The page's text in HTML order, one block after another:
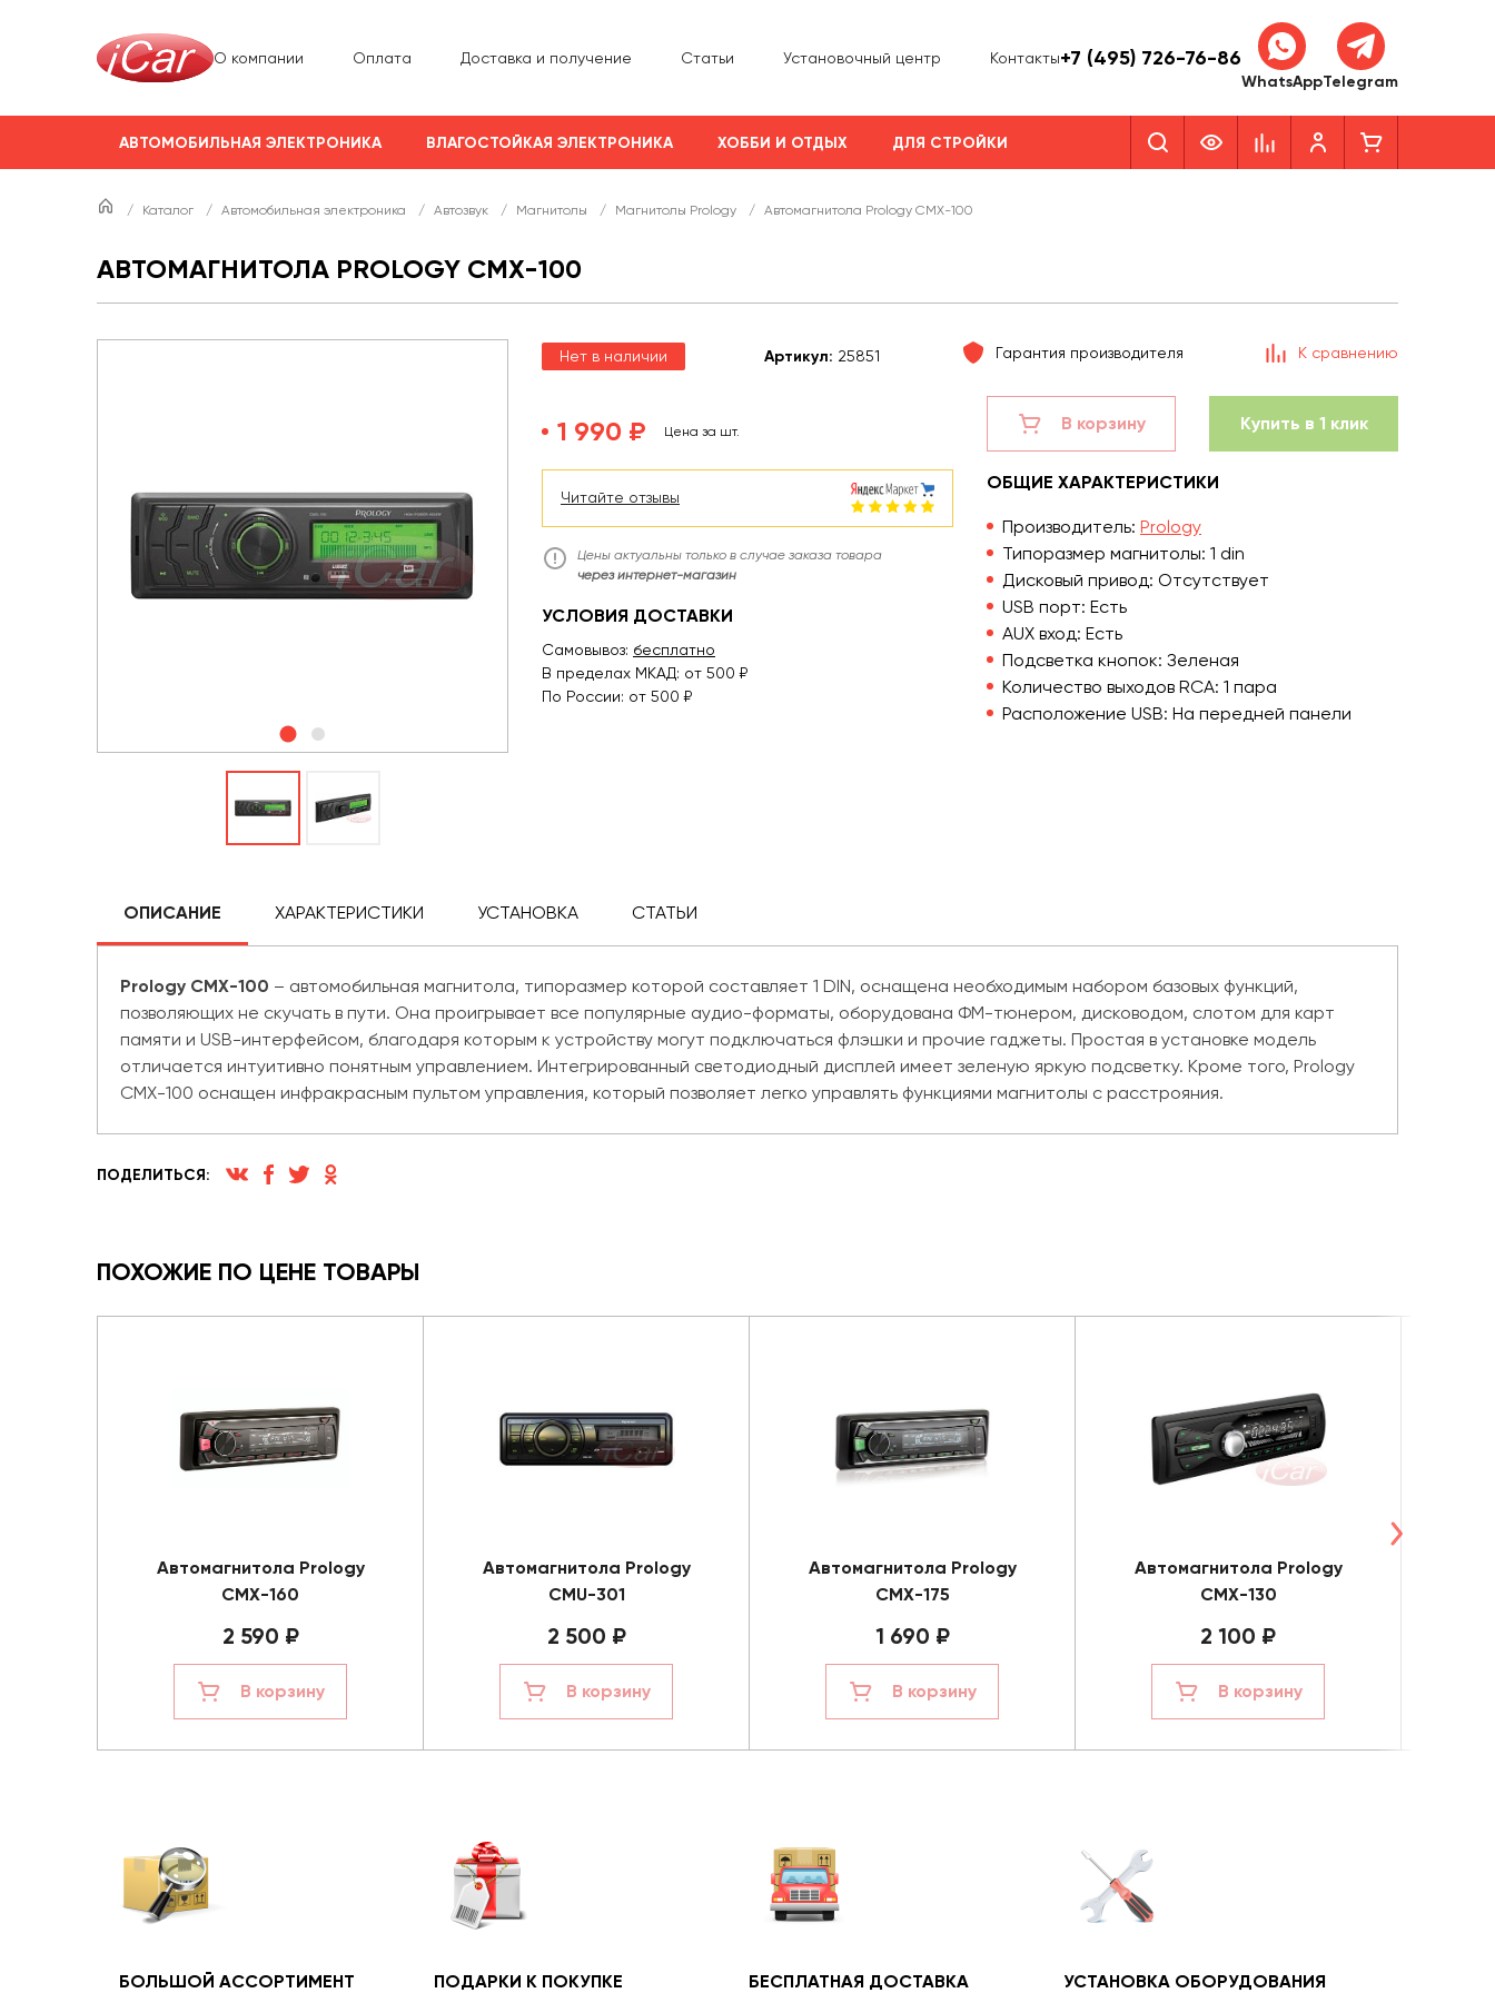
О компании Оплата Доставка и получение Статьи Установочный центр Контакты+7 (495) 726-76-86
WhatsAppTelegram
АВТОМОБИЛЬНАЯ ЭЛЕКТРОНИКА ВЛАГОСТОЙКАЯ ЭЛЕКТРОНИКА ХОББИ И ОТДЫХ ДЛЯ СТРОЙКИ
/ Каталог / Автомобильная электроника / Автозвук / Магнитолы / Магнитолы Prology / Автомагнитола Prology CMX-100
АВТОМАГНИТОЛА PROLOGY CMX-100
Нет в наличии Артикул: 25851 Гарантия производителя К сравнению
1 990 ₽ Цена за шт.
Читайте отзывы
Цены актуальны только в случае заказа товара
через интернет-магазин
УСЛОВИЯ ДОСТАВКИ
Самовывоз: бесплатно
В пределах МКАД: от 500 ₽
По России: от 500 ₽
В корзину Купить в 1 клик
ОБЩИЕ ХАРАКТЕРИСТИКИ
Производитель: Prology
Типоразмер магнитолы: 1 din
Дисковый привод: Отсутствует
USB порт: Есть
AUX вход: Есть
Подсветка кнопок: Зеленая
Количество выходов RCA: 1 пара
Расположение USB: На передней панели
ОПИСАНИЕ ХАРАКТЕРИСТИКИ УСТАНОВКА СТАТЬИ
Prology CMX-100 – автомобильная магнитола, типоразмер которой составляет 1 DIN, оснащена необходимым набором базовых функций,
позволяющих не скучать в пути. Она проигрывает все популярные аудио-форматы, оборудована ФМ-тюнером, дисководом, слотом для карт
памяти и USB-интерфейсом, благодаря которым к устройству могут подключаться флэшки и прочие гаджеты. Простая в установке модель
отличается интуитивно понятным управлением. Интегрированный светодиодный дисплей имеет зеленую яркую подсветку. Кроме того, Prology
CMX-100 оснащен инфракрасным пультом управления, который позволяет легко управлять функциями магнитолы с расстрояния.
ПОДЕЛИТЬСЯ:
ПОХОЖИЕ ПО ЦЕНЕ ТОВАРЫ
Автомагнитола Prology
CMX-160
2 590 ₽
В корзину
Автомагнитола Prology
CMU-301
2 500 ₽
В корзину
Автомагнитола Prology
CMX-175
1 690 ₽
В корзину
Автомагнитола Prology
CMX-130
2 100 ₽
В корзину
БОЛЬШОЙ АССОРТИМЕНТ ПОДАРКИ К ПОКУПКЕ БЕСПЛАТНАЯ ДОСТАВКА УСТАНОВКА ОБОРУДОВАНИЯ